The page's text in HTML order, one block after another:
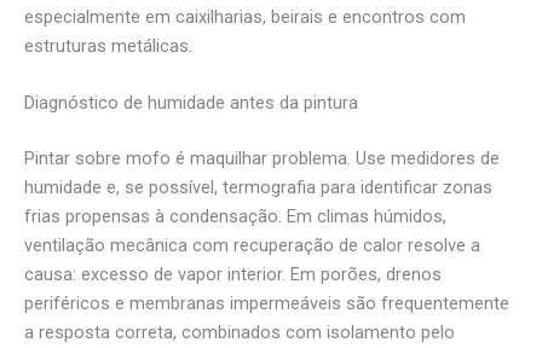
especialmente em caixilharias, beirais e encontros com
estruturas metálicas.
Diagnóstico de humidade antes da pintura
Pintar sobre mofo é maquilhar problema. Use medidores de
humidade e, se possível, termografia para identificar zonas
frias propensas à condensação. Em climas húmidos,
ventilação mecânica com recuperação de calor resolve a
causa: excesso de vapor interior. Em porões, drenos
periféricos e membranas impermeáveis são frequentemente
a resposta correta, combinados com isolamento pelo